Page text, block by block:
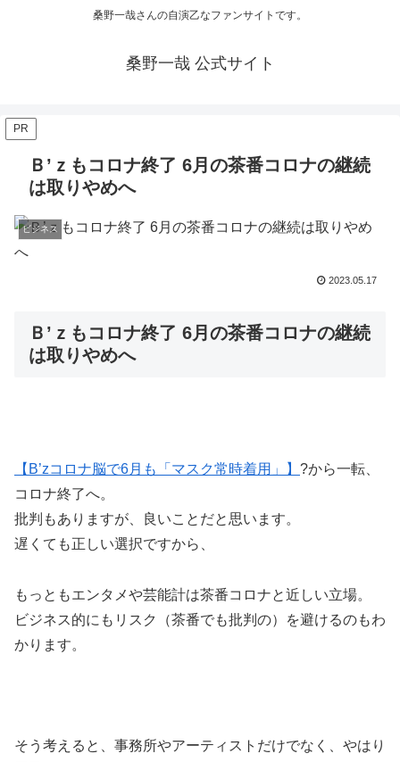
桑野一哉さんの自演乙なファンサイトです。
桑野一哉 公式サイト
PR
Ｂ’ｚもコロナ終了 6月の茶番コロナの継続
は取りやめへ
ビジネス
2023.05.17
Ｂ’ｚもコロナ終了 6月の茶番コロナの継続
は取りやめへ
【B’zコロナ脳で6月も「マスク常時着用」】 ?から一転、
コロナ終了へ。
批判もありますが、良いことだと思います。
遅くても正しい選択ですから、
もっともエンタメや芸能計は茶番コロナと近しい立場。
ビジネス的にもリスク（茶番でも批判の）を避けるのもわ
かります。
そう考えると、事務所やアーティストだけでなく、やはり